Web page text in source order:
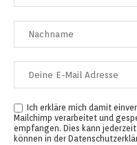
Ich erkläre mich damit
Mailchimp verarbeitet und
empfangen. Dies kann
können in der